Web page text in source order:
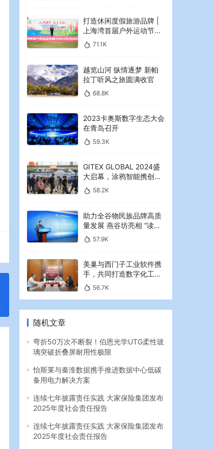
打造休闲度假旅游品牌 |
上海湾首届户外运动节暨
2023年海湾红叶节启幕
71.1K
越览山河 纵情逐梦 新帕
拉丁听风之旅圆满收官
68.8K
2023卡奥斯数字生态大会
在青岛召开
59.3K
GITEX GLOBAL 2024盛
大启幕，涂鸦智能携创新
AI解决方案引领中东可持
续未来
58.2K
助力全谷物民族品牌高质
量发展 燕谷坊亮相 “读懂
中国”国际会议
57.9K
美巢与西门子工业软件携
手，共同打造数字化工业
新篇章
56.7K
随机文章
弯折50万次不断裂！伯恩光学UTG柔性玻
璃突破折叠屏耐用性极限
怡斯莱与秦淮数据携手推进数据中心低碳
备用电力解决方案
连续七年披露责任实践 大家保险集团发布
2025年度社会责任报告
连续七年披露责任实践 大家保险集团发布
2025年度社会责任报告